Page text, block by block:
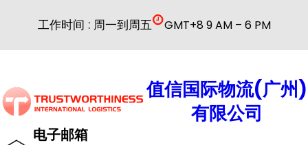
内
工作时间 : 周一到周五 GMT+8 9 AM – 6 PM
值信国际物流(广州)
有限公司
电子邮箱